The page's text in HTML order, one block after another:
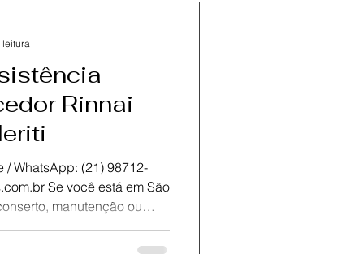
Rinnai
(21) 98712-
técnica
leitura